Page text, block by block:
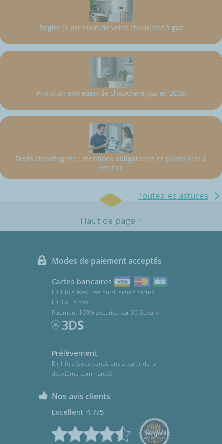
Régler la pression de votre chaudière à gaz
Prix d'un entretien de chaudière gaz en 2026
Devis chauffagiste : mentions obligatoires et points clés à
vérifier
Toutes les astuces
Haut de page ↑
Modes de paiement acceptés
Cartes bancaires
En 1 fois avec une ou plusieurs cartes
En 3 ou 4 fois
Paiement 100% sécurisé par 3D Secure
Prélèvement
En 1 fois (sous conditions à partir de la
deuxième commande)
Nos avis clients
Excellent 4.7/5